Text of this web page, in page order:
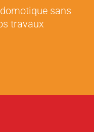
sans
travaux